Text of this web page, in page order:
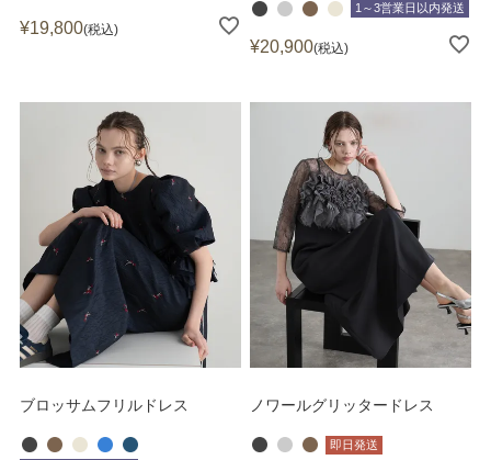
¥19,800 税込
1～3営業日以内発送
¥20,900 税込
ブロッサムフリルドレス ノワールグリッタードレス
即日発送